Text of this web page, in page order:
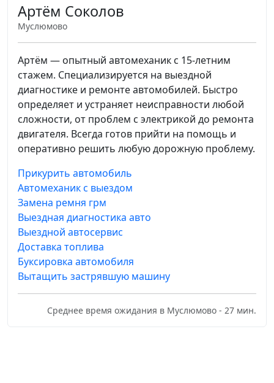
Артём Соколов
Муслюмово
Артём — опытный автомеханик с 15-летним
стажем. Специализируется на выездной
диагностике и ремонте автомобилей. Быстро
определяет и устраняет неисправности любой
сложности, от проблем с электрикой до ремонта
двигателя. Всегда готов прийти на помощь и
оперативно решить любую дорожную проблему.
Прикурить автомобиль
Автомеханик с выездом
Замена ремня грм
Выездная диагностика авто
Выездной автосервис
Доставка топлива
Буксировка автомобиля
Вытащить застрявшую машину
Среднее время ожидания в Муслюмово - 27 мин.